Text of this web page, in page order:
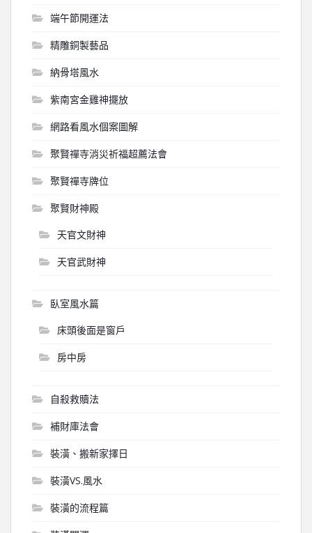
端午節開運法
精雕銅製藝品
納骨塔風水
紫南宮金雞神擺放
網路看風水個案圖解
聚賢禪寺消災祈福超薦法會
聚賢禪寺牌位
聚賢財神殿
天官文財神
天官武財神
臥室風水篇
床頭後面是窗戶
房中房
自殺救贖法
補財庫法會
裝潢、搬新家擇日
裝潢VS.風水
裝潢的流程篇